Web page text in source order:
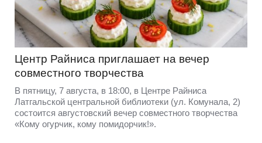
Центр Райниса приглашает на вечер
совместного творчества
В пятницу, 7 августа, в 18:00, в Центре Райниса
Латгальской центральной библиотеки (ул. Комунала, 2)
состоится августовский вечер совместного творчества
«Кому огурчик, кому помидорчик!».